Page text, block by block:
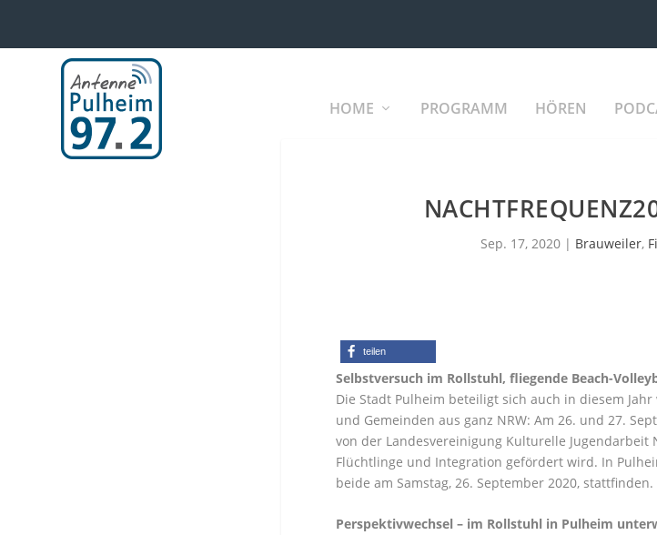
HOME PROGRAMM HÖREN
Sep. 17, 2020| Brauweiler,
teilen
Selbstversuch im Rollstuhl, fliegende Beach-
Die Stadt Pulheim beteiligt sich auch in diesem
und Gemeinden aus ganz NRW: Am 26. und 27.
von der Landesvereinigung Kulturelle
Flüchtlinge und Integration gefördert wird. In
beide am Samstag, 26. September 2020, stattfinden.
Perspektivwechsel – im Rollstuhl in Pulheim